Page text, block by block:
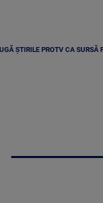
ȘTIRILE PROTV CA SURSĂ